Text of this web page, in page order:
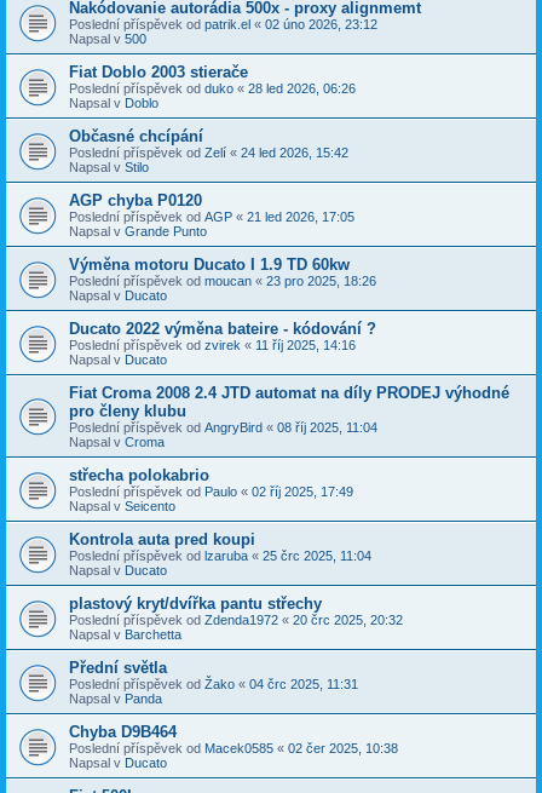
Nakódovanie autorádia 500x - proxy alignmemt
Poslední příspěvek od patrik.el « 02 úno 2026, 23:12
Napsal v 500
Fiat Doblo 2003 stierače
Poslední příspěvek od duko « 28 led 2026, 06:26
Napsal v Doblo
Občasné chcípání
Poslední příspěvek od Zelí « 24 led 2026, 15:42
Napsal v Stilo
AGP chyba P0120
Poslední příspěvek od AGP « 21 led 2026, 17:05
Napsal v Grande Punto
Výměna motoru Ducato I 1.9 TD 60kw
Poslední příspěvek od moucan « 23 pro 2025, 18:26
Napsal v Ducato
Ducato 2022 výměna bateire - kódování ?
Poslední příspěvek od zvirek « 11 říj 2025, 14:16
Napsal v Ducato
Fiat Croma 2008 2.4 JTD automat na díly PRODEJ výhodné
pro členy klubu
Poslední příspěvek od AngryBird « 08 říj 2025, 11:04
Napsal v Croma
střecha polokabrio
Poslední příspěvek od Paulo « 02 říj 2025, 17:49
Napsal v Seicento
Kontrola auta pred koupi
Poslední příspěvek od lzaruba « 25 črc 2025, 11:04
Napsal v Ducato
plastový kryt/dvířka pantu střechy
Poslední příspěvek od Zdenda1972 « 20 črc 2025, 20:32
Napsal v Barchetta
Přední světla
Poslední příspěvek od Žako « 04 črc 2025, 11:31
Napsal v Panda
Chyba D9B464
Poslední příspěvek od Macek0585 « 02 čer 2025, 10:38
Napsal v Ducato